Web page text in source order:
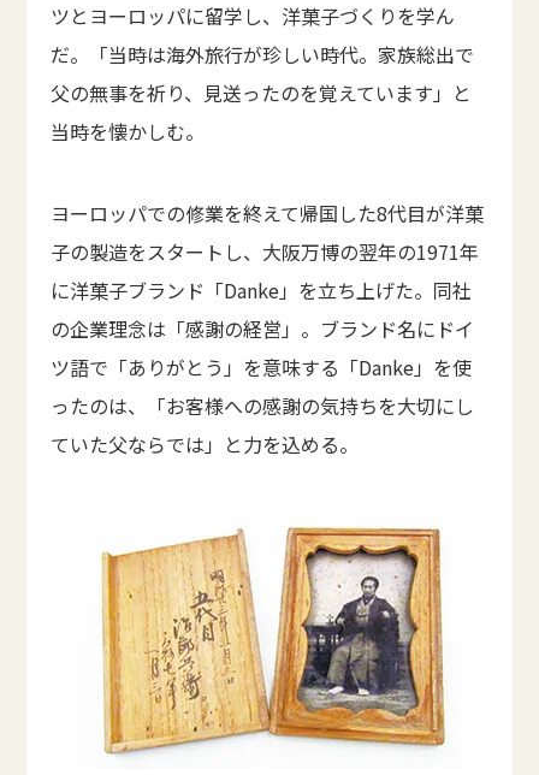
ツとヨーロッパに留学し、洋菓子づくりを学ん
だ。「当時は海外旅行が珍しい時代。家族総出で
父の無事を祈り、見送ったのを覚えています」と
当時を懐かしむ。
ヨーロッパでの修業を終えて帰国した8代目が洋菓
子の製造をスタートし、大阪万博の翌年の1971年
に洋菓子ブランド「Danke」を立ち上げた。同社
の企業理念は「感謝の経営」。ブランド名にドイ
ツ語で「ありがとう」を意味する「Danke」を使
ったのは、「お客様への感謝の気持ちを大切にし
ていた父ならでは」と力を込める。